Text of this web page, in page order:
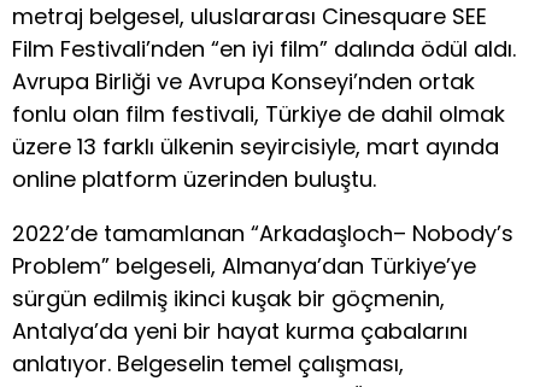
metraj belgesel, uluslararası Cinesquare SEE
Film Festivali’nden “en iyi film” dalında ödül aldı.
Avrupa Birliği ve Avrupa Konseyi’nden ortak
fonlu olan film festivali, Türkiye de dahil olmak
üzere 13 farklı ülkenin seyircisiyle, mart ayında
online platform üzerinden buluştu.
2022’de tamamlanan “Arkadaşloch– Nobody’s
Problem” belgeseli, Almanya’dan Türkiye’ye
sürgün edilmiş ikinci kuşak bir göçmenin,
Antalya’da yeni bir hayat kurma çabalarını
anlatıyor. Belgeselin temel çalışması,